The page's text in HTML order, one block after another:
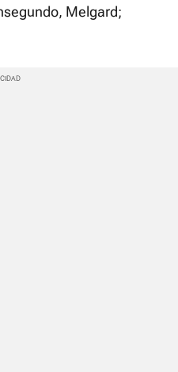
Melgard;